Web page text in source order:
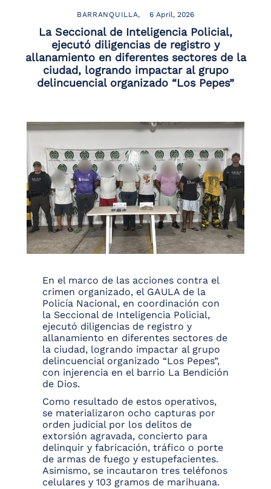
BARRANQUILLA 6 April, 2026
La Seccional de Inteligencia Policial,
ejecutó diligencias de registro y
allanamiento en diferentes sectores de la
ciudad, logrando impactar al grupo
delincuencial organizado “Los Pepes”
En el marco de las acciones contra el
crimen organizado, el GAULA de la
Policía Nacional, en coordinación con
la Seccional de Inteligencia Policial,
ejecutó diligencias de registro y
allanamiento en diferentes sectores de
la ciudad, logrando impactar al grupo
delincuencial organizado “Los Pepes”,
con injerencia en el barrio La Bendición
de Dios.
Como resultado de estos operativos,
se materializaron ocho capturas por
orden judicial por los delitos de
extorsión agravada, concierto para
delinquir y fabricación, tráfico o porte
de armas de fuego y estupefacientes.
Asimismo, se incautaron tres teléfonos
celulares y 103 gramos de marihuana.